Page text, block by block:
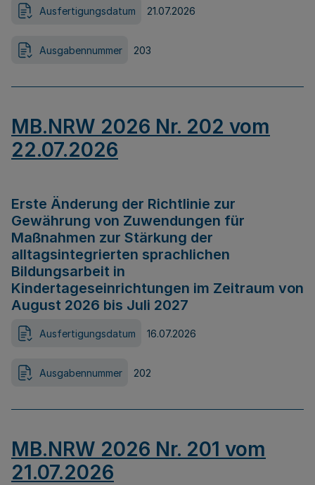
Ausfertigungsdatum 21.07.2026
Ausgabennummer 203
MB.NRW 2026 Nr. 202 vom
22.07.2026
Erste Änderung der Richtlinie zur
Gewährung von Zuwendungen für
Maßnahmen zur Stärkung der
alltagsintegrierten sprachlichen
Bildungsarbeit in
Kindertageseinrichtungen im Zeitraum von
August 2026 bis Juli 2027
Ausfertigungsdatum 16.07.2026
Ausgabennummer 202
MB.NRW 2026 Nr. 201 vom
21.07.2026